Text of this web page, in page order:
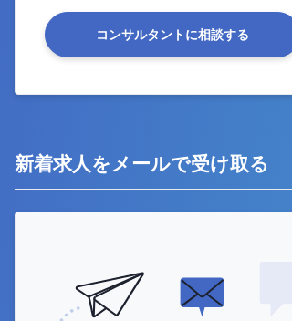
コンサルタントに相談する
新着求人をメールで受け取る